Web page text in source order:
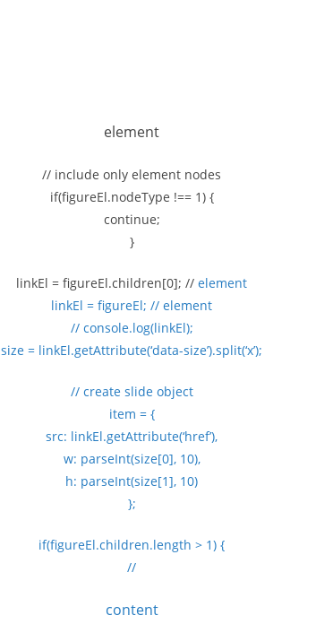
element
// include only element nodes
if(figureEl.nodeType !== 1) {
continue;
}
linkEl = figureEl.children[0]; // element
linkEl = figureEl; // element
// console.log(linkEl);
size = linkEl.getAttribute(‘data-size’).split(‘x’);
// create slide object
item = {
src: linkEl.getAttribute(‘href’),
w: parseInt(size[0], 10),
h: parseInt(size[1], 10)
};
if(figureEl.children.length > 1) {
//
content